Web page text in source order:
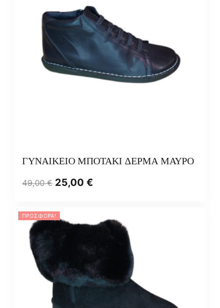
ΓΥΝΑΙΚΕΙΟ ΜΠΟΤΑΚΙ ΔΕΡΜΑ ΜΑΥΡΟ
49,00€ 25,00 €
ΠΡΟΣΦΟΡΆ!